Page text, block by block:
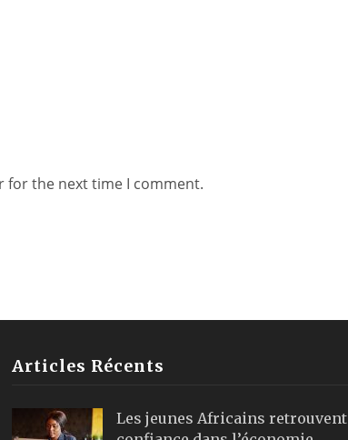
for the next time I comment.
Articles Récents
Les jeunes Africains retrouvent